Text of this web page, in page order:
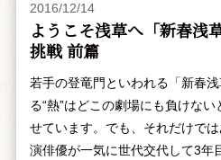
2016/12/14
ようこそ浅草へ「新春浅
挑戦 前篇
若手の登竜門といわれる「新春
る“熱”はどこの劇場にも負けな
せています。でも、それだけで
演俳優が一気に世代交代して3年